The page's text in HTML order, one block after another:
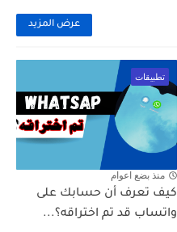
عرض المزيد
تطبيقات
منذ بضع اعوام
كيف تعرف أن حسابك على
واتساب قد تم اختراقه؟...